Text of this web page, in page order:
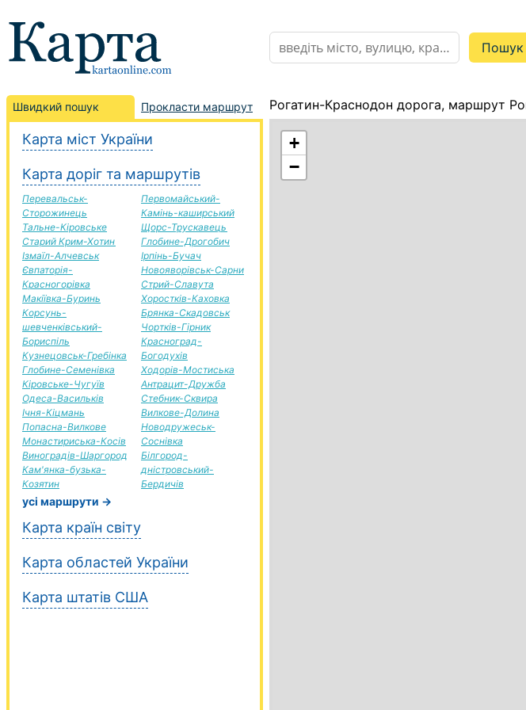
Швидкий пошук Прокласти маршрут
Карта міст України
Карта доріг та маршрутів
Перевальськ-
Сторожинець
Тальне-Кіровське
Старий Крим-Хотин
Ізмаїл-Алчевськ
Євпаторія-
Красногорівка
Макіївка-Буринь
Корсунь-
шевченківський-
Бориспіль
Кузнецовськ-Гребінка
Глобине-Семенівка
Кіровське-Чугуїв
Одеса-Васильків
Ічня-Кіцмань
Попасна-Вилкове
Монастириська-Косів
Виноградів-Шаргород
Кам'янка-бузька-
Козятин
Первомайський-
Камінь-каширський
Щорс-Трускавець
Глобине-Дрогобич
Ірпінь-Бучач
Новояворівськ-Сарни
Стрий-Славута
Хоростків-Каховка
Брянка-Скадовськ
Чортків-Гірник
Красноград-
Богодухів
Ходорів-Мостиська
Антрацит-Дружба
Стебник-Сквира
Вилкове-Долина
Новодружеськ-
Соснівка
Білгород-
дністровський-
Бердичів
усі маршрути →
Карта країн світу
Карта областей України
Карта штатів США
Рогатин-Краснодон дорога, маршрут
+
−